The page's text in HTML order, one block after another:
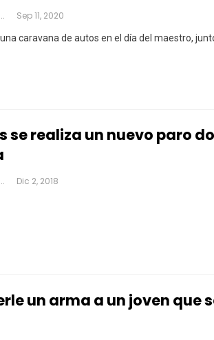
En Linea Noticias Sep 11, 2020
caravana de autos en el día del maestro,
se realiza un nuevo paro
En Linea Noticias Dic 2, 2018
un arma a un joven que